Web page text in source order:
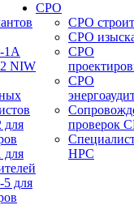
1A
NIW
для
для
для
СРО
СРО
СРО
СРО
СРО
проверок
НРС